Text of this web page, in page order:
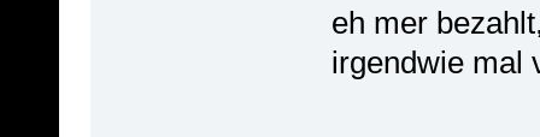
eh mer
irgendwie mal